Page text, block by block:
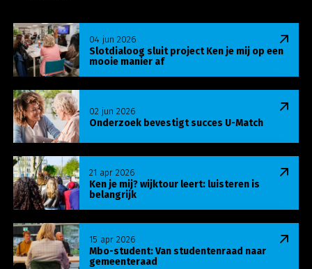
Slotdialoog sluit project Ken je mij op een
mooie manier af
04 jun 2026
Lees meer over Slotdialoog sluit project Ken je
Onderzoek bevestigt succes U-Match
02 jun 2026
Lees meer over Onderzoek bevestigt succes U-
Ken je mij? wijktour leert: luisteren is
belangrijk
21 apr 2026
Lees meer over Ken je mij? wijktour leert:
Mbo-student: Van studentenraad naar
gemeenteraad
15 apr 2026
Lees meer over Mbo-student: Van